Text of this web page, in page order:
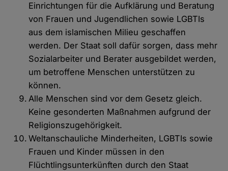
Einrichtungen für die Aufklärung und Beratung
von Frauen und Jugendlichen sowie LGBTIs
aus dem islamischen Milieu geschaffen
werden. Der Staat soll dafür sorgen, dass mehr
Sozialarbeiter und Berater ausgebildet werden,
um betroffene Menschen unterstützen zu
können.
Alle Menschen sind vor dem Gesetz gleich.
Keine gesonderten Maßnahmen aufgrund der
Religionszugehörigkeit.
Weltanschauliche Minderheiten, LGBTIs sowie
Frauen und Kinder müssen in den
Flüchtlingsunterkünften durch den Staat